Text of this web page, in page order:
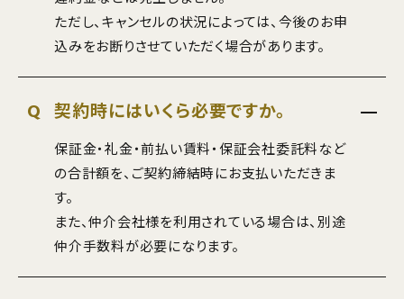
ただし、キャンセルの状況によっては、今後のお申
込みをお断りさせていただく場合があります。
Q 契約時にはいくら必要ですか。
保証金・礼金・前払い賃料・保証会社委託料など
の合計額を、ご契約締結時にお支払いただきま
す。
また、仲介会社様を利用されている場合は、別途
仲介手数料が必要になります。